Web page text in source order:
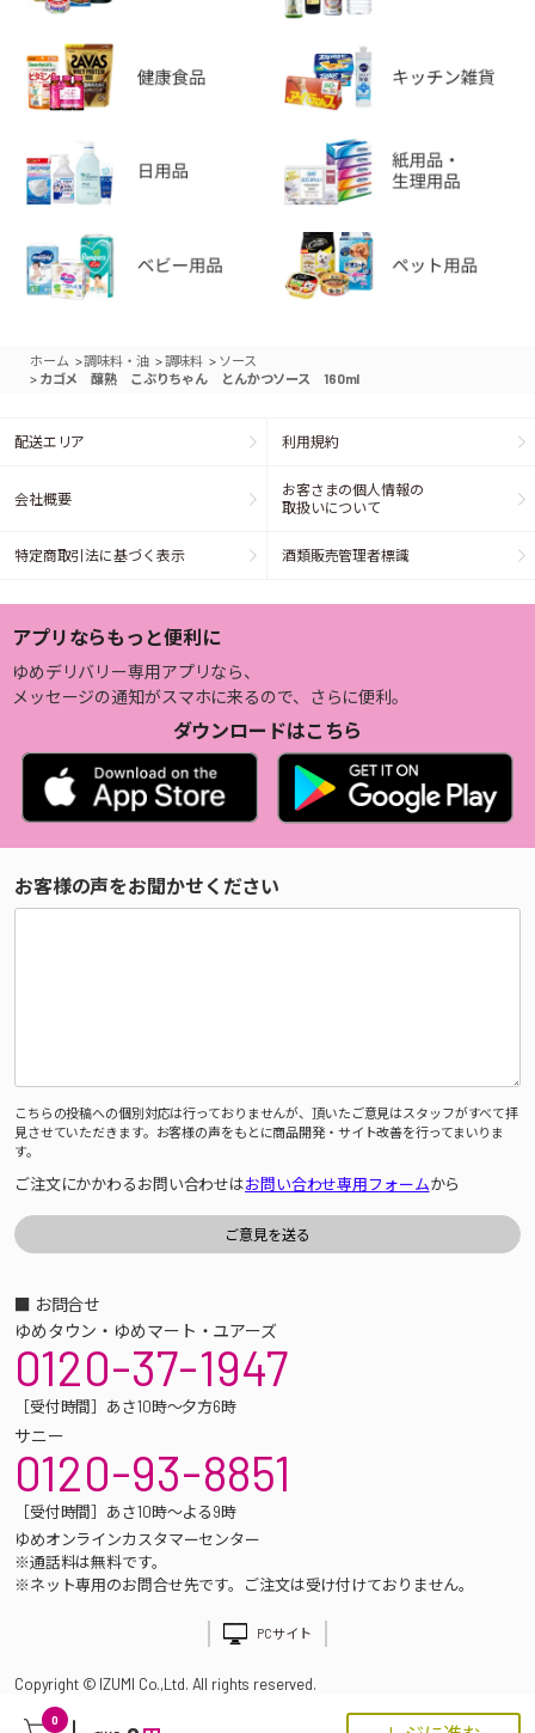
0
ホーム >調味料・油 >調味料 > ソース
> カゴメ 醸熟 こぶりちゃん とんかつソース 160ml
配送エリア 利用規約
会社概要
お客さまの個人情報の
取扱いについて
特定商取引法に基づく表示 酒類販売管理者標識
アプリならもっと便利に
ゆめデリバリー専用アプリなら、
メッセージの通知がスマホに来るので、さらに便利。
ダウンロードはこちら
お客様の声をお聞かせください
こちらの投稿への個別対応は行っておりませんが、頂いたご意見はスタッフがすべて拝
見させていただきます。お客様の声をもとに商品開発・サイト改善を行ってまいりま
す。
ご注文にかかわるお問い合わせはお問い合わせ専用フォームから
■ お問合せ
ゆめタウン・ゆめマート・ユアーズ
0120-37-1947
［受付時間］あさ10時～夕方6時
サニー
0120-93-8851
［受付時間］あさ10時～よる9時
ゆめオンラインカスタマーセンター
※通話料は無料です。
※ネット専用のお問合せ先です。ご注文は受け付けておりません。
PCサイト
Copyright © IZUMI Co.,Ltd. All rights reserved.